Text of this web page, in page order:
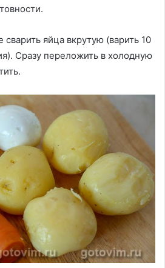
яйца вкрутую (варить 10
Сразу переложить в холодную